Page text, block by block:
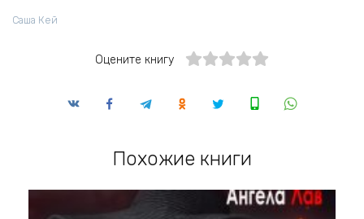
Саша Кей
Оцените книгу
Похожие книги